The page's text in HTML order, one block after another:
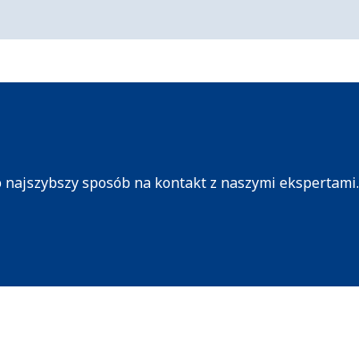
sposób na kontakt z naszymi ekspertami.